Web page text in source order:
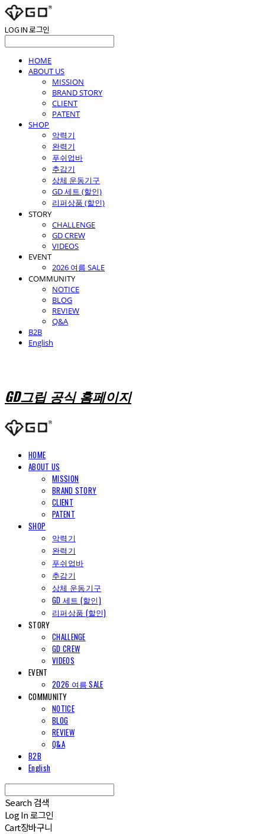
LOG IN로그인
HOME
ABOUT US
MISSION
BRAND STORY
CLIENT
PATENT
SHOP
악력기
완력기
푸쉬업바
추감기
상체 운동기구
GD 세트 (할인)
리퍼상품 (할인)
STORY
CHALLENGE
GD CREW
VIDEOS
EVENT
2026 여름 SALE
COMMUNITY
NOTICE
BLOG
REVIEW
Q&A
B2B
English
GD그립 공식 홈페이지
HOME
ABOUT US
MISSION
BRAND STORY
CLIENT
PATENT
SHOP
악력기
완력기
푸쉬업바
추감기
상체 운동기구
GD 세트 (할인)
리퍼상품 (할인)
STORY
CHALLENGE
GD CREW
VIDEOS
EVENT
2026 여름 SALE
COMMUNITY
NOTICE
BLOG
REVIEW
Q&A
B2B
English
Search 검색
Log In로그인
Cart장바구니